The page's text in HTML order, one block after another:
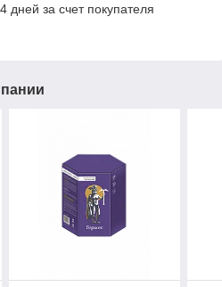
дней за счет покупателя